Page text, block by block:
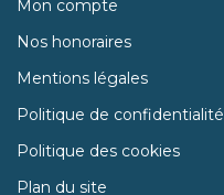
Mon compte
Nos honoraires
Mentions légales
Politique de confidentialité
Politique des cookies
Plan du site